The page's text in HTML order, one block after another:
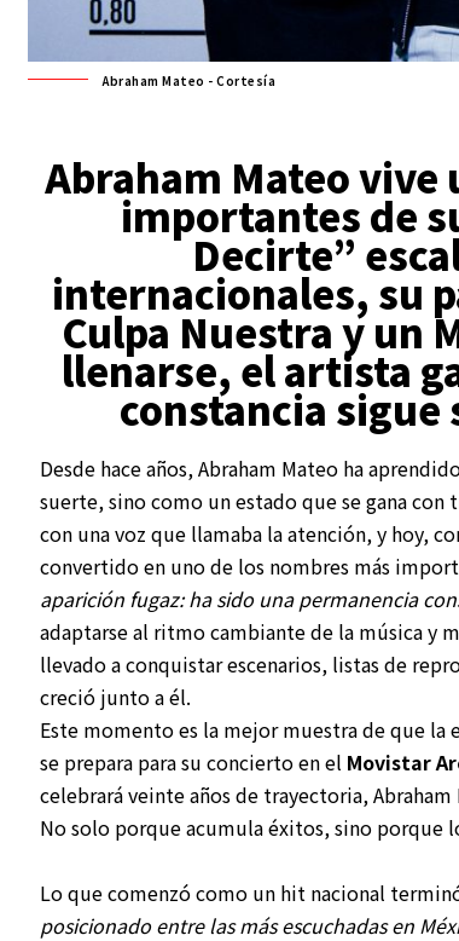
Abraham Mateo - Cortesía
Abraham Mateo vive
importantes de
Decirte”
internacionales, su
Culpa Nuestra y un
llenarse, el artista
constancia
Desde hace años, Abraham Mateo ha
suerte, sino como un estado que se gana
con una voz que llamaba la atención, y hoy,
convertido en uno de los nombres más
aparición fugaz: ha sido una permanencia
adaptarse al ritmo cambiante de la música y
llevado a conquistar escenarios, listas de
creció junto a él.
Este momento es la mejor muestra de que
se prepara para su concierto en el Movistar
celebrará veinte años de trayectoria,
No solo porque acumula éxitos, sino porque
Lo que comenzó como un hit nacional
posicionado entre las más escuchadas en